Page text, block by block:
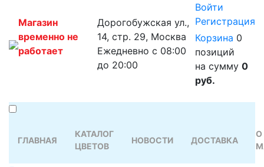
Магазин
временно не
работает
Дорогобужская ул.,
14, стр. 29, Москва
Ежедневно с 08:00
до 20:00
Войти
Регистрация
Корзина 0
позиций
на сумму 0
руб.
ГЛАВНАЯ
КАТАЛОГ
ЦВЕТОВ
НОВОСТИ ДОСТАВКА
О